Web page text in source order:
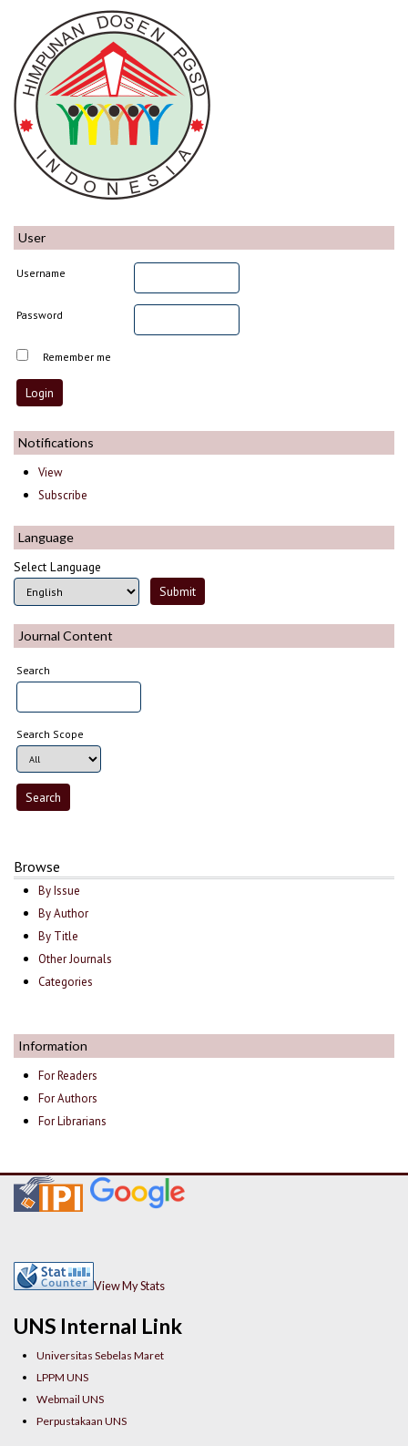
User
Username
Password
Remember me
Notifications
View
Subscribe
Language
Select Language
Journal Content
Search
Search Scope
Browse
By Issue
By Author
By Title
Other Journals
Categories
Information
For Readers
For Authors
For Librarians
UNS Internal Link
Universitas Sebelas Maret
LPPM UNS
Webmail UNS
Perpustakaan UNS
View My Stats